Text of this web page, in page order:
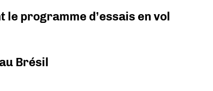
le programme d’essais en vol
Brésil